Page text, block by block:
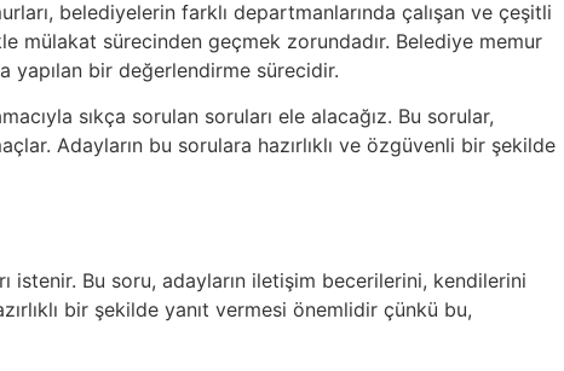
belediyelerin farklı departmanlarında çalışan ve çeşitli
mülakat sürecinden geçmek zorundadır. Belediye memur
yapılan bir değerlendirme sürecidir.
sıkça sorulan soruları ele alacağız. Bu sorular,
Adayların bu sorulara hazırlıklı ve özgüvenli bir şekilde
istenir. Bu soru, adayların iletişim becerilerini, kendilerini
bir şekilde yanıt vermesi önemlidir çünkü bu,